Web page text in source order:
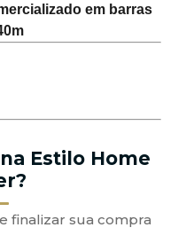
em barras
Estilo Home
finalizar sua compra